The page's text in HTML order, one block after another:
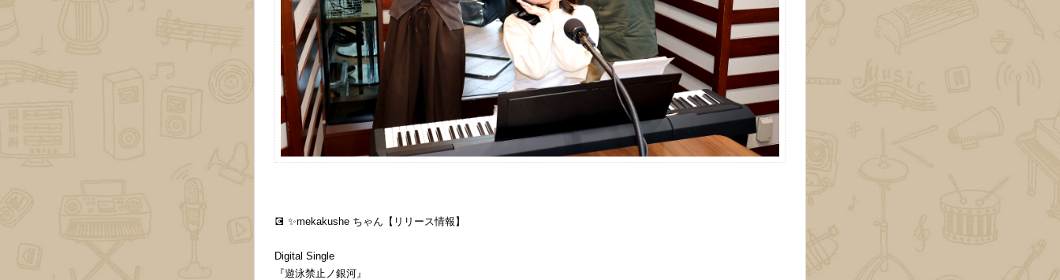
💽 ✨mekakushe ちゃん【リリース情報】
Digital Single
『遊泳禁止ノ銀河』